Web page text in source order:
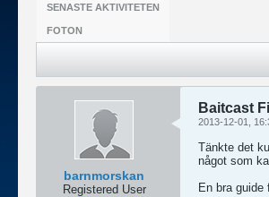
SENASTE AKTIVITETEN
FOTON
barnmorskan
Registered User
Baitcast
2013-12-01,
Tänkte det
något som
En bra